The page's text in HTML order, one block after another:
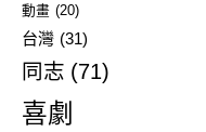
動畫 (20)
台灣 (31)
同志 (71)
喜劇